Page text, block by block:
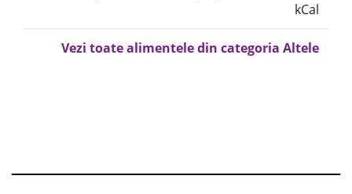
kCal
Vezi toate alimentele din categoria Altele